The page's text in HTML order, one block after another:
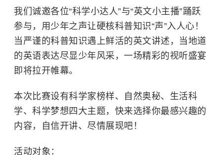
我们诚邀各位“科学小达人”与“英文小主播”踊跃
参与，用少年之声让硬核科普知识“声”入人心！
当严谨的科普知识遇上鲜活的英文讲述，当地道
的英语表达尽显少年风采，一场精彩的视听盛宴
即将拉开帷幕。
本次比赛设有科学家榜样、自然奥秘、生活科
学、科学梦想四大主题，快来选择你最感兴趣的
内容，自信开讲、尽情展现吧！
活动对象：